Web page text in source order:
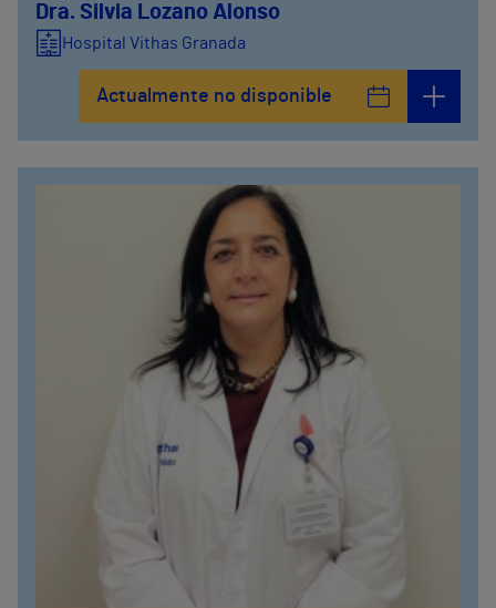
Dra. Silvia Lozano Alonso
Hospital Vithas Granada
Actualmente no disponible